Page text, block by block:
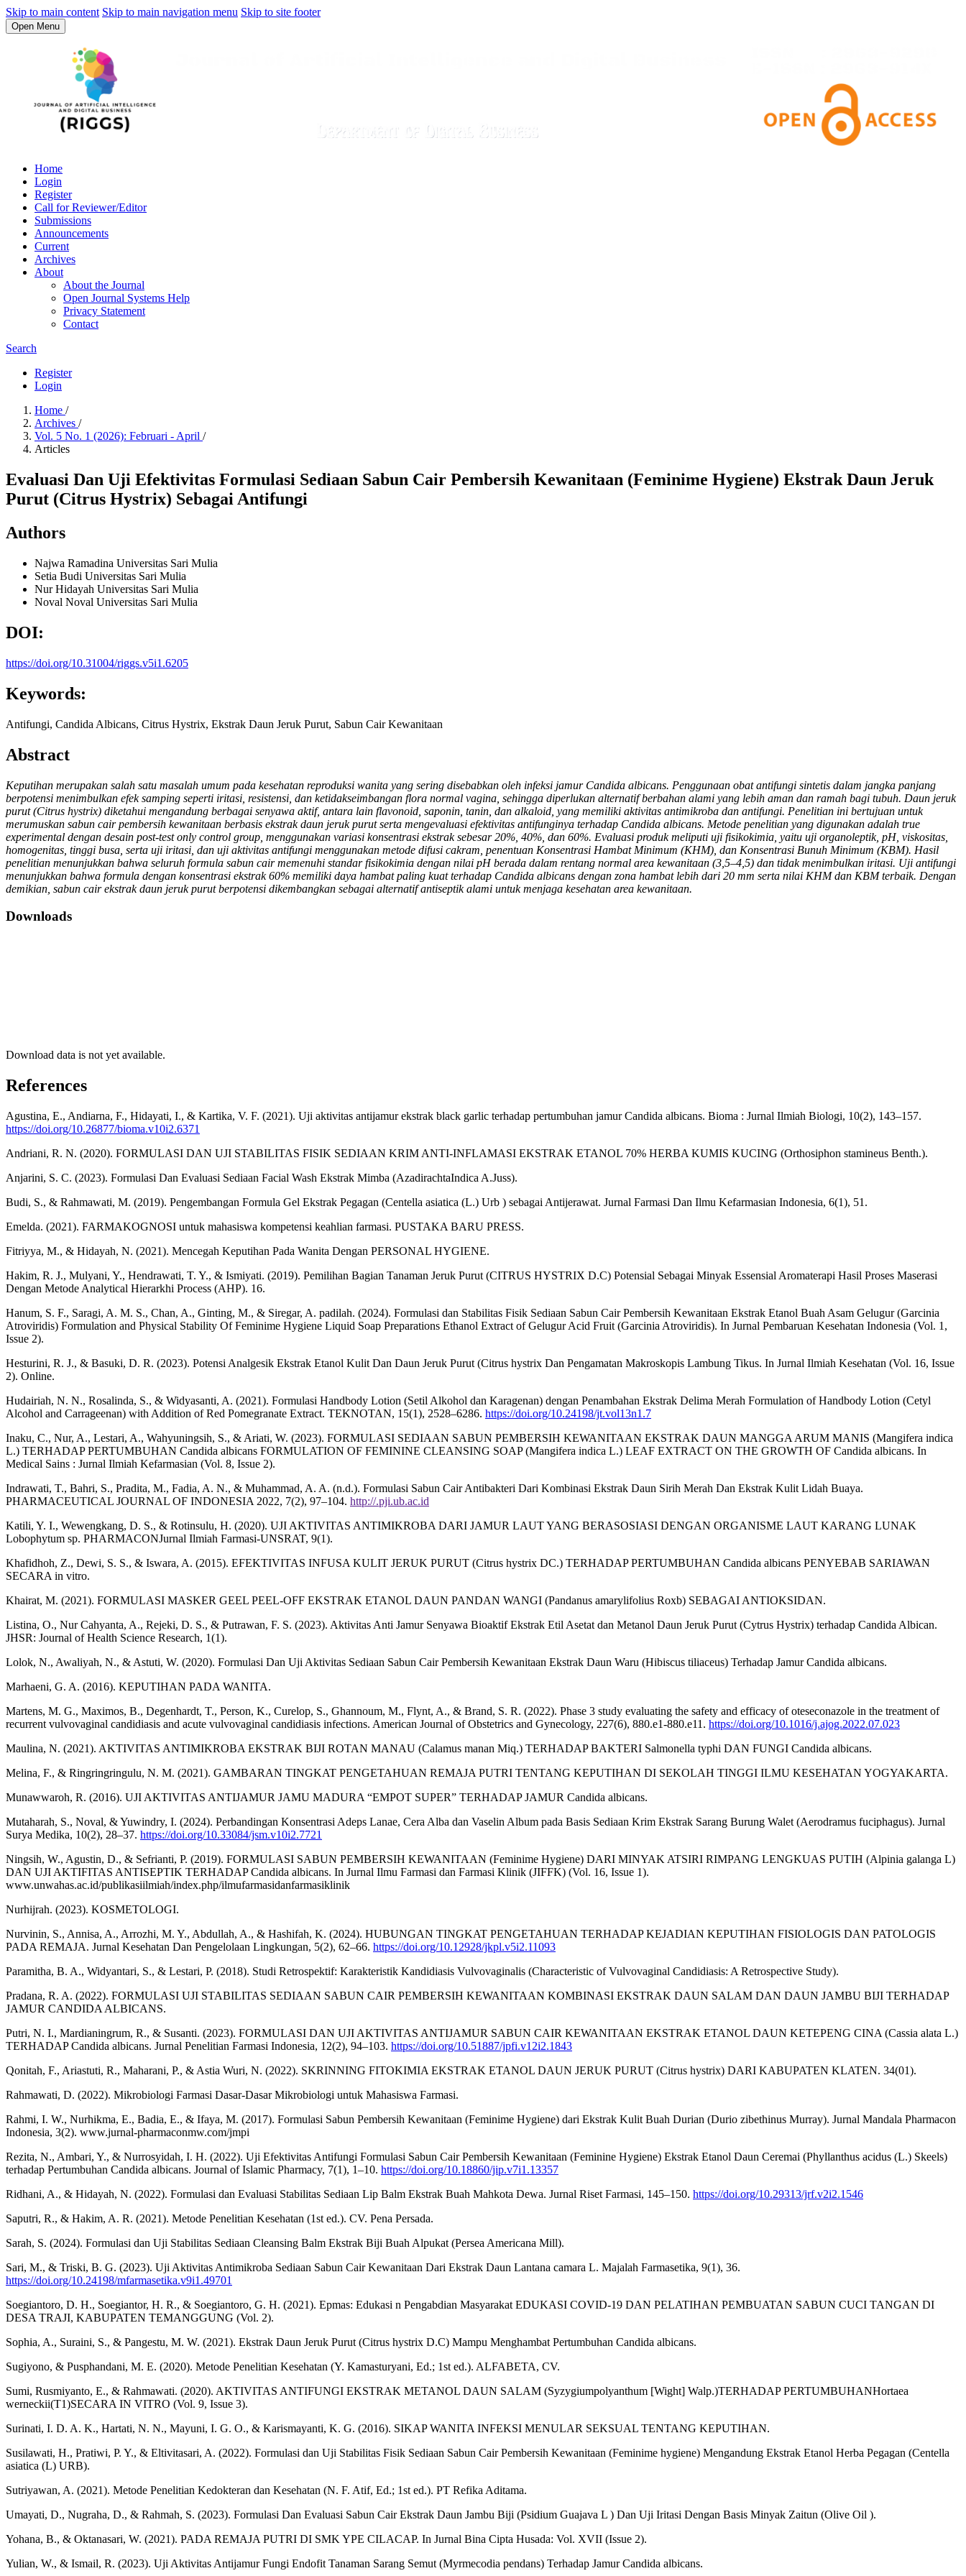
Skip to main content Skip to main navigation menu Skip to site footer
Open Menu
Home
Login
Register
Call for Reviewer/Editor
Submissions
Announcements
Current
Archives
About
About the Journal
Open Journal Systems Help
Privacy Statement
Contact
Search
Register
Login
Home /
Archives /
Vol. 5 No. 1 (2026): Februari - April /
Articles
Evaluasi Dan Uji Efektivitas Formulasi Sediaan Sabun Cair Pembersih Kewanitaan (Feminime Hygiene) Ekstrak Daun Jeruk
Purut (Citrus Hystrix) Sebagai Antifungi
Authors
Najwa Ramadina Universitas Sari Mulia
Setia Budi Universitas Sari Mulia
Nur Hidayah Universitas Sari Mulia
Noval Noval Universitas Sari Mulia
DOI:
https://doi.org/10.31004/riggs.v5i1.6205
Keywords:
Antifungi, Candida Albicans, Citrus Hystrix, Ekstrak Daun Jeruk Purut, Sabun Cair Kewanitaan
Abstract
Keputihan merupakan salah satu masalah umum pada kesehatan reproduksi wanita yang sering disebabkan oleh infeksi jamur Candida albicans. Penggunaan obat antifungi sintetis dalam jangka panjang
berpotensi menimbulkan efek samping seperti iritasi, resistensi, dan ketidakseimbangan flora normal vagina, sehingga diperlukan alternatif berbahan alami yang lebih aman dan ramah bagi tubuh. Daun jeruk
purut (Citrus hystrix) diketahui mengandung berbagai senyawa aktif, antara lain flavonoid, saponin, tanin, dan alkaloid, yang memiliki aktivitas antimikroba dan antifungi. Penelitian ini bertujuan untuk
merumuskan sabun cair pembersih kewanitaan berbasis ekstrak daun jeruk purut serta mengevaluasi efektivitas antifunginya terhadap Candida albicans. Metode penelitian yang digunakan adalah true
experimental dengan desain post-test only control group, menggunakan variasi konsentrasi ekstrak sebesar 20%, 40%, dan 60%. Evaluasi produk meliputi uji fisikokimia, yaitu uji organoleptik, pH, viskositas,
homogenitas, tinggi busa, serta uji iritasi, dan uji aktivitas antifungi menggunakan metode difusi cakram, penentuan Konsentrasi Hambat Minimum (KHM), dan Konsentrasi Bunuh Minimum (KBM). Hasil
penelitian menunjukkan bahwa seluruh formula sabun cair memenuhi standar fisikokimia dengan nilai pH berada dalam rentang normal area kewanitaan (3,5–4,5) dan tidak menimbulkan iritasi. Uji antifungi
menunjukkan bahwa formula dengan konsentrasi ekstrak 60% memiliki daya hambat paling kuat terhadap Candida albicans dengan zona hambat lebih dari 20 mm serta nilai KHM dan KBM terbaik. Dengan
demikian, sabun cair ekstrak daun jeruk purut berpotensi dikembangkan sebagai alternatif antiseptik alami untuk menjaga kesehatan area kewanitaan.
Downloads
Download data is not yet available.
References
Agustina, E., Andiarna, F., Hidayati, I., & Kartika, V. F. (2021). Uji aktivitas antijamur ekstrak black garlic terhadap pertumbuhan jamur Candida albicans. Bioma : Jurnal Ilmiah Biologi, 10(2), 143–157.
https://doi.org/10.26877/bioma.v10i2.6371
Andriani, R. N. (2020). FORMULASI DAN UJI STABILITAS FISIK SEDIAAN KRIM ANTI-INFLAMASI EKSTRAK ETANOL 70% HERBA KUMIS KUCING (Orthosiphon stamineus Benth.).
Anjarini, S. C. (2023). Formulasi Dan Evaluasi Sediaan Facial Wash Ekstrak Mimba (AzadirachtaIndica A.Juss).
Budi, S., & Rahmawati, M. (2019). Pengembangan Formula Gel Ekstrak Pegagan (Centella asiatica (L.) Urb ) sebagai Antijerawat. Jurnal Farmasi Dan Ilmu Kefarmasian Indonesia, 6(1), 51.
Emelda. (2021). FARMAKOGNOSI untuk mahasiswa kompetensi keahlian farmasi. PUSTAKA BARU PRESS.
Fitriyya, M., & Hidayah, N. (2021). Mencegah Keputihan Pada Wanita Dengan PERSONAL HYGIENE.
Hakim, R. J., Mulyani, Y., Hendrawati, T. Y., & Ismiyati. (2019). Pemilihan Bagian Tanaman Jeruk Purut (CITRUS HYSTRIX D.C) Potensial Sebagai Minyak Essensial Aromaterapi Hasil Proses Maserasi
Dengan Metode Analytical Hierarkhi Process (AHP). 16.
Hanum, S. F., Saragi, A. M. S., Chan, A., Ginting, M., & Siregar, A. padilah. (2024). Formulasi dan Stabilitas Fisik Sediaan Sabun Cair Pembersih Kewanitaan Ekstrak Etanol Buah Asam Gelugur (Garcinia
Atroviridis) Formulation and Physical Stability Of Feminime Hygiene Liquid Soap Preparations Ethanol Extract of Gelugur Acid Fruit (Garcinia Atroviridis). In Jurnal Pembaruan Kesehatan Indonesia (Vol. 1,
Issue 2).
Hesturini, R. J., & Basuki, D. R. (2023). Potensi Analgesik Ekstrak Etanol Kulit Dan Daun Jeruk Purut (Citrus hystrix Dan Pengamatan Makroskopis Lambung Tikus. In Jurnal Ilmiah Kesehatan (Vol. 16, Issue
2). Online.
Hudairiah, N. N., Rosalinda, S., & Widyasanti, A. (2021). Formulasi Handbody Lotion (Setil Alkohol dan Karagenan) dengan Penambahan Ekstrak Delima Merah Formulation of Handbody Lotion (Cetyl
Alcohol and Carrageenan) with Addition of Red Pomegranate Extract. TEKNOTAN, 15(1), 2528–6286. https://doi.org/10.24198/jt.vol13n1.7
Inaku, C., Nur, A., Lestari, A., Wahyuningsih, S., & Ariati, W. (2023). FORMULASI SEDIAAN SABUN PEMBERSIH KEWANITAAN EKSTRAK DAUN MANGGA ARUM MANIS (Mangifera indica
L.) TERHADAP PERTUMBUHAN Candida albicans FORMULATION OF FEMININE CLEANSING SOAP (Mangifera indica L.) LEAF EXTRACT ON THE GROWTH OF Candida albicans. In
Medical Sains : Jurnal Ilmiah Kefarmasian (Vol. 8, Issue 2).
Indrawati, T., Bahri, S., Pradita, M., Fadia, A. N., & Muhammad, A. A. (n.d.). Formulasi Sabun Cair Antibakteri Dari Kombinasi Ekstrak Daun Sirih Merah Dan Ekstrak Kulit Lidah Buaya.
PHARMACEUTICAL JOURNAL OF INDONESIA 2022, 7(2), 97–104. http://.pji.ub.ac.id
Katili, Y. I., Wewengkang, D. S., & Rotinsulu, H. (2020). UJI AKTIVITAS ANTIMIKROBA DARI JAMUR LAUT YANG BERASOSIASI DENGAN ORGANISME LAUT KARANG LUNAK
Lobophytum sp. PHARMACONJurnal Ilmiah Farmasi-UNSRAT, 9(1).
Khafidhoh, Z., Dewi, S. S., & Iswara, A. (2015). EFEKTIVITAS INFUSA KULIT JERUK PURUT (Citrus hystrix DC.) TERHADAP PERTUMBUHAN Candida albicans PENYEBAB SARIAWAN
SECARA in vitro.
Khairat, M. (2021). FORMULASI MASKER GEEL PEEL-OFF EKSTRAK ETANOL DAUN PANDAN WANGI (Pandanus amarylifolius Roxb) SEBAGAI ANTIOKSIDAN.
Listina, O., Nur Cahyanta, A., Rejeki, D. S., & Putrawan, F. S. (2023). Aktivitas Anti Jamur Senyawa Bioaktif Ekstrak Etil Asetat dan Metanol Daun Jeruk Purut (Cytrus Hystrix) terhadap Candida Albican.
JHSR: Journal of Health Science Research, 1(1).
Lolok, N., Awaliyah, N., & Astuti, W. (2020). Formulasi Dan Uji Aktivitas Sediaan Sabun Cair Pembersih Kewanitaan Ekstrak Daun Waru (Hibiscus tiliaceus) Terhadap Jamur Candida albicans.
Marhaeni, G. A. (2016). KEPUTIHAN PADA WANITA.
Martens, M. G., Maximos, B., Degenhardt, T., Person, K., Curelop, S., Ghannoum, M., Flynt, A., & Brand, S. R. (2022). Phase 3 study evaluating the safety and efficacy of oteseconazole in the treatment of
recurrent vulvovaginal candidiasis and acute vulvovaginal candidiasis infections. American Journal of Obstetrics and Gynecology, 227(6), 880.e1-880.e11. https://doi.org/10.1016/j.ajog.2022.07.023
Maulina, N. (2021). AKTIVITAS ANTIMIKROBA EKSTRAK BIJI ROTAN MANAU (Calamus manan Miq.) TERHADAP BAKTERI Salmonella typhi DAN FUNGI Candida albicans.
Melina, F., & Ringringringulu, N. M. (2021). GAMBARAN TINGKAT PENGETAHUAN REMAJA PUTRI TENTANG KEPUTIHAN DI SEKOLAH TINGGI ILMU KESEHATAN YOGYAKARTA.
Munawwaroh, R. (2016). UJI AKTIVITAS ANTIJAMUR JAMU MADURA “EMPOT SUPER” TERHADAP JAMUR Candida albicans.
Mutaharah, S., Noval, & Yuwindry, I. (2024). Perbandingan Konsentrasi Adeps Lanae, Cera Alba dan Vaselin Album pada Basis Sediaan Krim Ekstrak Sarang Burung Walet (Aerodramus fuciphagus). Jurnal
Surya Medika, 10(2), 28–37. https://doi.org/10.33084/jsm.v10i2.7721
Ningsih, W., Agustin, D., & Sefrianti, P. (2019). FORMULASI SABUN PEMBERSIH KEWANITAAN (Feminime Hygiene) DARI MINYAK ATSIRI RIMPANG LENGKUAS PUTIH (Alpinia galanga L)
DAN UJI AKTIFITAS ANTISEPTIK TERHADAP Candida albicans. In Jurnal Ilmu Farmasi dan Farmasi Klinik (JIFFK) (Vol. 16, Issue 1).
www.unwahas.ac.id/publikasiilmiah/index.php/ilmufarmasidanfarmasiklinik
Nurhijrah. (2023). KOSMETOLOGI.
Nurvinin, S., Annisa, A., Arrozhi, M. Y., Abdullah, A., & Hashifah, K. (2024). HUBUNGAN TINGKAT PENGETAHUAN TERHADAP KEJADIAN KEPUTIHAN FISIOLOGIS DAN PATOLOGIS
PADA REMAJA. Jurnal Kesehatan Dan Pengelolaan Lingkungan, 5(2), 62–66. https://doi.org/10.12928/jkpl.v5i2.11093
Paramitha, B. A., Widyantari, S., & Lestari, P. (2018). Studi Retrospektif: Karakteristik Kandidiasis Vulvovaginalis (Characteristic of Vulvovaginal Candidiasis: A Retrospective Study).
Pradana, R. A. (2022). FORMULASI UJI STABILITAS SEDIAAN SABUN CAIR PEMBERSIH KEWANITAAN KOMBINASI EKSTRAK DAUN SALAM DAN DAUN JAMBU BIJI TERHADAP
JAMUR CANDIDA ALBICANS.
Putri, N. I., Mardianingrum, R., & Susanti. (2023). FORMULASI DAN UJI AKTIVITAS ANTIJAMUR SABUN CAIR KEWANITAAN EKSTRAK ETANOL DAUN KETEPENG CINA (Cassia alata L.)
TERHADAP Candida albicans. Jurnal Penelitian Farmasi Indonesia, 12(2), 94–103. https://doi.org/10.51887/jpfi.v12i2.1843
Qonitah, F., Ariastuti, R., Maharani, P., & Astia Wuri, N. (2022). SKRINNING FITOKIMIA EKSTRAK ETANOL DAUN JERUK PURUT (Citrus hystrix) DARI KABUPATEN KLATEN. 34(01).
Rahmawati, D. (2022). Mikrobiologi Farmasi Dasar-Dasar Mikrobiologi untuk Mahasiswa Farmasi.
Rahmi, I. W., Nurhikma, E., Badia, E., & Ifaya, M. (2017). Formulasi Sabun Pembersih Kewanitaan (Feminime Hygiene) dari Ekstrak Kulit Buah Durian (Durio zibethinus Murray). Jurnal Mandala Pharmacon
Indonesia, 3(2). www.jurnal-pharmaconmw.com/jmpi
Rezita, N., Ambari, Y., & Nurrosyidah, I. H. (2022). Uji Efektivitas Antifungi Formulasi Sabun Cair Pembersih Kewanitaan (Feminine Hygiene) Ekstrak Etanol Daun Ceremai (Phyllanthus acidus (L.) Skeels)
terhadap Pertumbuhan Candida albicans. Journal of Islamic Pharmacy, 7(1), 1–10. https://doi.org/10.18860/jip.v7i1.13357
Ridhani, A., & Hidayah, N. (2022). Formulasi dan Evaluasi Stabilitas Sediaan Lip Balm Ekstrak Buah Mahkota Dewa. Jurnal Riset Farmasi, 145–150. https://doi.org/10.29313/jrf.v2i2.1546
Saputri, R., & Hakim, A. R. (2021). Metode Penelitian Kesehatan (1st ed.). CV. Pena Persada.
Sarah, S. (2024). Formulasi dan Uji Stabilitas Sediaan Cleansing Balm Ekstrak Biji Buah Alpukat (Persea Americana Mill).
Sari, M., & Triski, B. G. (2023). Uji Aktivitas Antimikroba Sediaan Sabun Cair Kewanitaan Dari Ekstrak Daun Lantana camara L. Majalah Farmasetika, 9(1), 36.
https://doi.org/10.24198/mfarmasetika.v9i1.49701
Soegiantoro, D. H., Soegiantor, H. R., & Soegiantoro, G. H. (2021). Epmas: Edukasi n Pengabdian Masyarakat EDUKASI COVID-19 DAN PELATIHAN PEMBUATAN SABUN CUCI TANGAN DI
DESA TRAJI, KABUPATEN TEMANGGUNG (Vol. 2).
Sophia, A., Suraini, S., & Pangestu, M. W. (2021). Ekstrak Daun Jeruk Purut (Citrus hystrix D.C) Mampu Menghambat Pertumbuhan Candida albicans.
Sugiyono, & Pusphandani, M. E. (2020). Metode Penelitian Kesehatan (Y. Kamasturyani, Ed.; 1st ed.). ALFABETA, CV.
Sumi, Rusmiyanto, E., & Rahmawati. (2020). AKTIVITAS ANTIFUNGI EKSTRAK METANOL DAUN SALAM (Syzygiumpolyanthum [Wight] Walp.)TERHADAP PERTUMBUHANHortaea
werneckii(T1)SECARA IN VITRO (Vol. 9, Issue 3).
Surinati, I. D. A. K., Hartati, N. N., Mayuni, I. G. O., & Karismayanti, K. G. (2016). SIKAP WANITA INFEKSI MENULAR SEKSUAL TENTANG KEPUTIHAN.
Susilawati, H., Pratiwi, P. Y., & Eltivitasari, A. (2022). Formulasi dan Uji Stabilitas Fisik Sediaan Sabun Cair Pembersih Kewanitaan (Feminime hygiene) Mengandung Ekstrak Etanol Herba Pegagan (Centella
asiatica (L) URB).
Sutriyawan, A. (2021). Metode Penelitian Kedokteran dan Kesehatan (N. F. Atif, Ed.; 1st ed.). PT Refika Aditama.
Umayati, D., Nugraha, D., & Rahmah, S. (2023). Formulasi Dan Evaluasi Sabun Cair Ekstrak Daun Jambu Biji (Psidium Guajava L ) Dan Uji Iritasi Dengan Basis Minyak Zaitun (Olive Oil ).
Yohana, B., & Oktanasari, W. (2021). PADA REMAJA PUTRI DI SMK YPE CILACAP. In Jurnal Bina Cipta Husada: Vol. XVII (Issue 2).
Yulian, W., & Ismail, R. (2023). Uji Aktivitas Antijamur Fungi Endofit Tanaman Sarang Semut (Myrmecodia pendans) Terhadap Jamur Candida albicans.